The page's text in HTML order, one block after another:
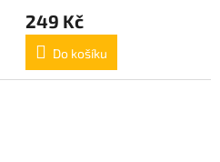
249 Kč
Do košíku